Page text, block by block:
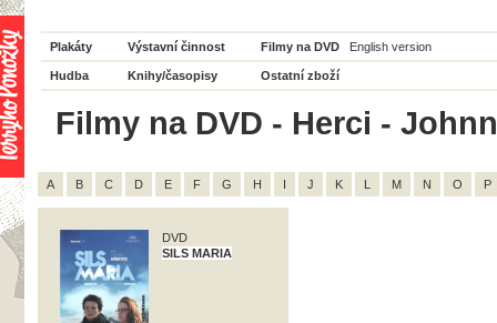
Plakáty Výstavní činnost Filmy na DVD English version
Hudba Knihy/časopisy Ostatní zboží
Filmy na DVD - Herci -
A B C D E F G H I J K L M N O P
DVD
SILS MARIA